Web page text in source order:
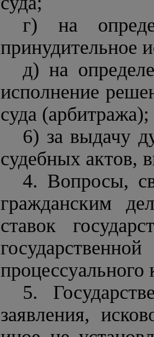
г) на
принудительное
д) на
исполнение
суда (арбитража);
6) за выдачу
судебных актов,
4. Вопросы,
гражданским
ставок
5.
заявления,